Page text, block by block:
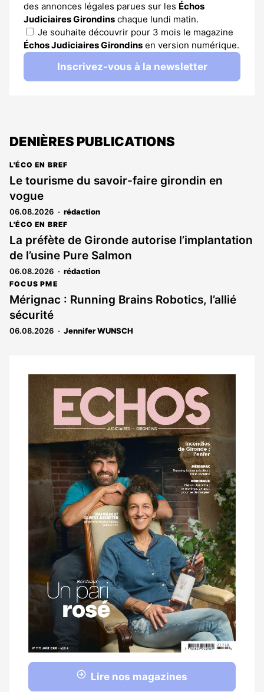
des annonces légales parues sur les Échos
Judiciaires Girondins chaque lundi matin.
Je souhaite découvrir pour 3 mois le magazine
Échos Judiciaires Girondins en version numérique.
Inscrivez-vous à la newsletter
DENIÈRES PUBLICATIONS
L'ÉCO EN BREF
Le tourisme du savoir-faire girondin en
vogue
06.08.2026 rédaction
L'ÉCO EN BREF
La préfète de Gironde autorise l’implantation
de l’usine Pure Salmon
06.08.2026 rédaction
FOCUS PME
Mérignac : Running Brains Robotics, l’allié
sécurité
06.08.2026 Jennifer WUNSCH
Notre
dernier
magazine
Lire nos magazines